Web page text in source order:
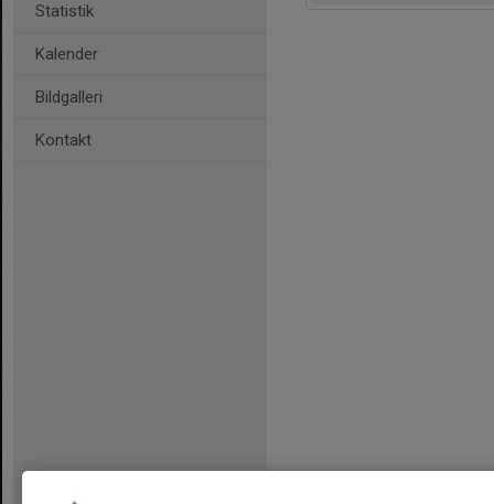
Statistik
Kalender
Bildgalleri
Kontakt